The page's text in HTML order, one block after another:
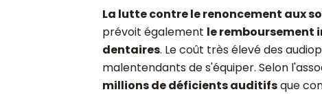
La lutte contre le renoncement aux
prévoit également le remboursement
dentaires. Le coût très élevé des
malentendants de s'équiper. Selon
millions de déficients auditifsque